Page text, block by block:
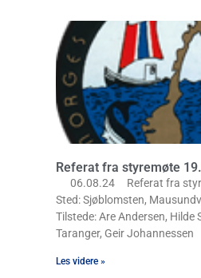
Referat fra styremøte
06.08.24 Referat fra
Sted: Sjøblomsten,
Tilstede: Are Andersen, Hilde
Taranger, Geir Johannessen
Les videre »